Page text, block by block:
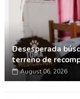
Desesperada
terreno de
August 06, 2026